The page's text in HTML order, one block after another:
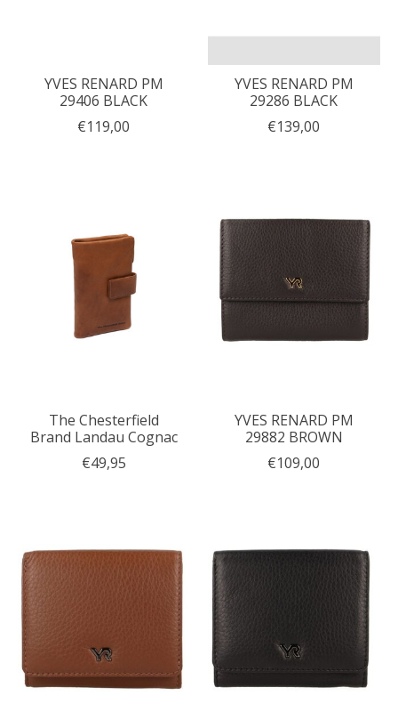
YVES RENARD PM
29406 BLACK
€119,00
YVES RENARD PM
29286 BLACK
€139,00
The Chesterfield
Brand Landau Cognac
€49,95
YVES RENARD PM
29882 BROWN
€109,00